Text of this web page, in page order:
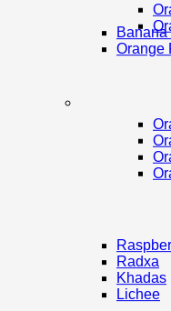
Banana
Orange
Radxa
Khadas
Lichee